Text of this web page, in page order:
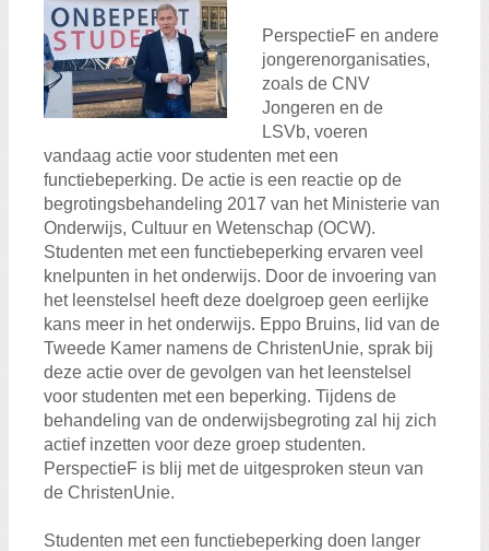
Zoeken:
Zoeken
PerspectieF en andere
jongerenorganisaties,
zoals de CNV
Jongeren en de
LSVb, voeren
vandaag actie voor studenten met een
functiebeperking. De actie is een reactie op de
begrotingsbehandeling 2017 van het Ministerie van
Onderwijs, Cultuur en Wetenschap (OCW).
Studenten met een functiebeperking ervaren veel
knelpunten in het onderwijs. Door de invoering van
het leenstelsel heeft deze doelgroep geen eerlijke
kans meer in het onderwijs. Eppo Bruins, lid van de
Tweede Kamer namens de ChristenUnie, sprak bij
deze actie over de gevolgen van het leenstelsel
voor studenten met een beperking. Tijdens de
behandeling van de onderwijsbegroting zal hij zich
actief inzetten voor deze groep studenten.
PerspectieF is blij met de uitgesproken steun van
de ChristenUnie.
Studenten met een functiebeperking doen langer